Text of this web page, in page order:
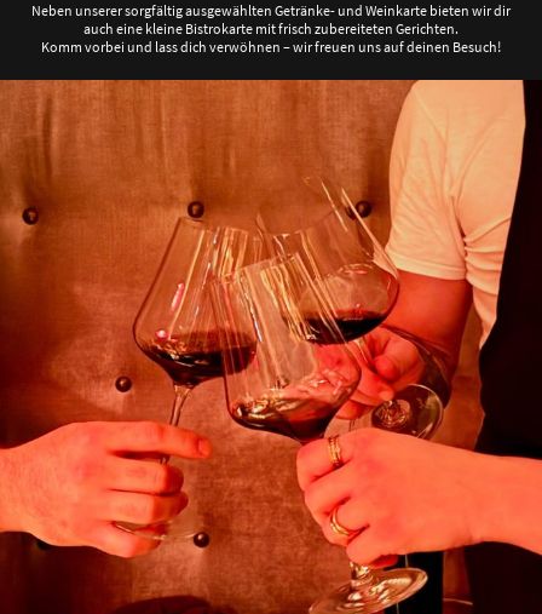
Neben unserer sorgfältig ausgewählten Getränke- und Weinkarte bieten wir dir
auch eine kleine Bistrokarte mit frisch zubereiteten Gerichten.
Komm vorbei und lass dich verwöhnen – wir freuen uns auf deinen Besuch!